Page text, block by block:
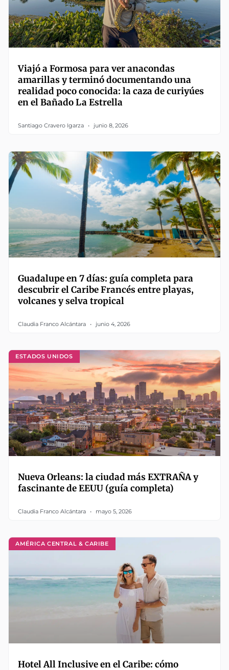
Viajó a Formosa para ver anacondas
amarillas y terminó documentando una
realidad poco conocida: la caza de curiyúes
en el Bañado La Estrella
Santiago Cravero Igarza junio 8, 2026
Guadalupe en 7 días: guía completa para
descubrir el Caribe Francés entre playas,
volcanes y selva tropical
Claudia Franco Alcántara junio 4, 2026
ESTADOS UNIDOS
Nueva Orleans: la ciudad más EXTRAÑA y
fascinante de EEUU (guía completa)
Claudia Franco Alcántara mayo 5, 2026
AMÉRICA CENTRAL & CARIBE
Hotel All Inclusive en el Caribe: cómo